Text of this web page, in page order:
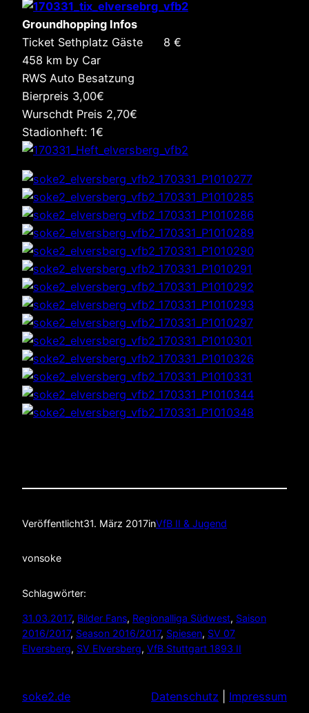
Groundhopping Infos
Ticket Sethplatz Gäste 8 €
458 km by Car
RWS Auto Besatzung
Bierpreis 3,00€
Wurschdt Preis 2,70€
Stadionheft: 1€
Veröffentlicht31. März 2017inVfB II & Jugend
vonsoke
Schlagwörter:
31.03.2017, Bilder Fans, Regionalliga Südwest, Saison
2016/2017, Season 2016/2017, Spiesen, SV 07
Elversberg, SV Elversberg, VfB Stuttgart 1893 II
soke2.de Datenschutz Impressum